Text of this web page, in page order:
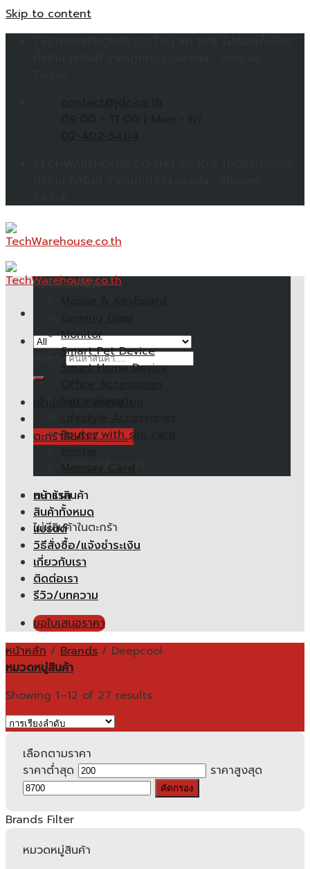
Skip to content
ตะกร้าสินค้า /0.00฿
ไม่มีสินค้าในตะกร้า
ตะกร้าสินค้า
ไม่มีสินค้าในตะกร้า
หมวดหมู่สินค้า
Monitor
Smart Pet Device
Smart Home Device
Router with sim card
Memory Card
หน้าแรก
สินค้าทั้งหมด
แบรนด์
วิธีสั่งซื้อ/แจ้งชำระเงิน
เกี่ยวกับเรา
ติดต่อเรา
รีวิว/บทความ
ขอใบเสนอราคา
หน้าหลัก / Brands / Deepcool
หมวดหมู่สินค้า
Showing 1–12 of 27 results
เลือกตามราคา
ราคาต่ำสุด
ราคาสูงสุด
คัดกรอง
Brands Filter
หมวดหมู่สินค้า